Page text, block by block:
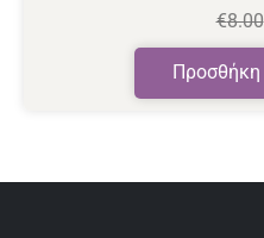
€8.00
Προσθήκη
5